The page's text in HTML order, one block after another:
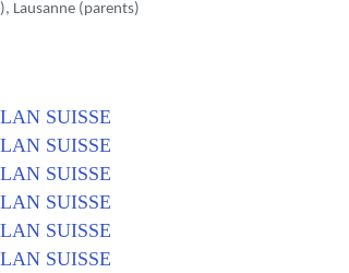
Lausanne (parents)